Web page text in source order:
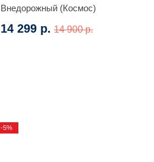
Внедорожный (Космос)
14 299 р. 14 900 р.
-5%